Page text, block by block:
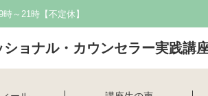
時～21時【不定休】
ョナル・カウンセラー実践講